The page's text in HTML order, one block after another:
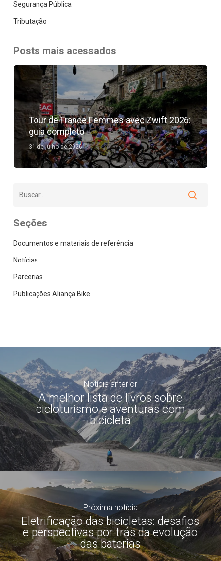
Segurança Pública
Tributação
Posts mais acessados
Tour de France Femmes avec Zwift 2026:
guia completo
31 de julho de 2026
Seções
Documentos e materiais de referência
Notícias
Parcerias
Publicações Aliança Bike
Notícia anterior
A melhor lista de livros sobre
cicloturismo e aventuras com
bicicleta
Próxima notícia
Eletrificação das bicicletas: desafios
e perspectivas por trás da evolução
das baterias